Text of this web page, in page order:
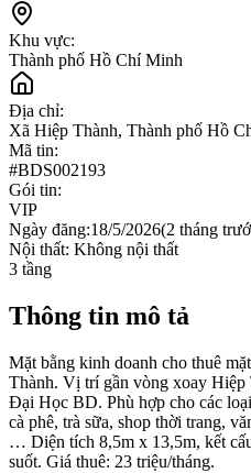
Khu vực:
Thành phố Hồ Chí Minh
Địa chỉ:
Xã Hiệp Thành, Thành phố Hồ
Mã tin:
#BDS002193
Gói tin:
VIP
Ngày đăng:18/5/2026(2 tháng
Nội thất: Không nội thất
3 tầng
Thông tin mô tả
Mặt bằng kinh doanh cho thuê
Thành. Vị trí gần vòng xoay
Đại Học BD. Phù hợp cho các
cà phê, trà sữa, shop thời trang,
… Diện tích 8,5m x 13,5m, kết
suốt. Giá thuê: 23 triệu/tháng.